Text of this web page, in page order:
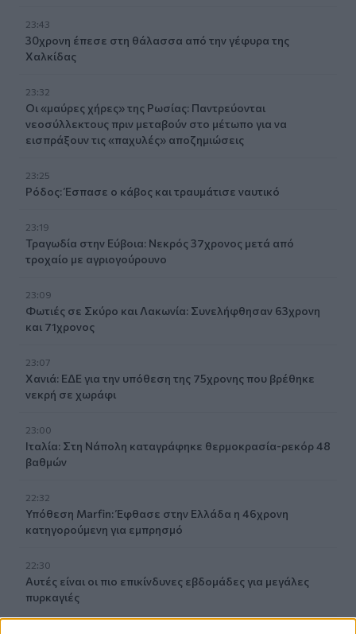
23:43
30χρονη έπεσε στη θάλασσα από την γέφυρα της
Χαλκίδας
23:32
Οι «μαύρες χήρες» της Ρωσίας: Παντρεύονται
νεοσύλλεκτους πριν μεταβούν στο μέτωπο για να
εισπράξουν τις «παχυλές» αποζημιώσεις
23:25
Ρόδος: Έσπασε ο κάβος και τραυμάτισε ναυτικό
23:19
Τραγωδία στην Εύβοια: Νεκρός 37χρονος μετά από
τροχαίο με αγριογούρουνο
23:09
Φωτιές σε Σκύρο και Λακωνία: Συνελήφθησαν 63χρονη
και 71χρονος
23:07
Χανιά: ΕΔΕ για την υπόθεση της 75χρονης που βρέθηκε
νεκρή σε χωράφι
23:00
Ιταλία: Στη Νάπολη καταγράφηκε θερμοκρασία-ρεκόρ 48
βαθμών
22:32
Υπόθεση Marfin: Έφθασε στην Ελλάδα η 46χρονη
κατηγορούμενη για εμπρησμό
22:30
Αυτές είναι οι πιο επικίνδυνες εβδομάδες για μεγάλες
πυρκαγιές